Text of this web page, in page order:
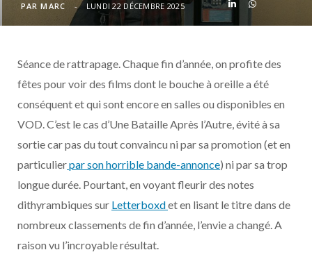
o t
r
)
r
m
e d l
u
d
PAR MARC LUNDI 22 DÉCEMBRE 2025
Séance de rattrapage. Chaque fin d’année, on profite des
fêtes pour voir des films dont le bouche à oreille a été
conséquent et qui sont encore en salles ou disponibles en
VOD. C’est le cas d’Une Bataille Après l’Autre, évité à sa
sortie car pas du tout convaincu ni par sa promotion (et en
particulierpar son horrible bande-annonce) ni par sa trop
longue durée. Pourtant, en voyant fleurir des notes
dithyrambiques sur Letterboxdet en lisant le titre dans de
nombreux classements de fin d’année, l’envie a changé. A
raison vu l’incroyable résultat.